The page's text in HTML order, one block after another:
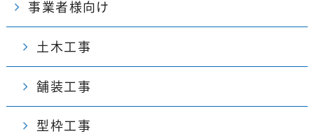
事業者様向け
土木工事
舗装工事
型枠工事